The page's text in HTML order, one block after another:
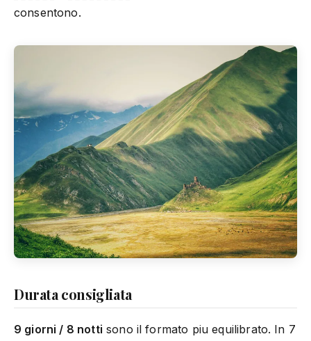
consentono.
Durata consigliata
9 giorni / 8 notti sono il formato piu equilibrato. In 7